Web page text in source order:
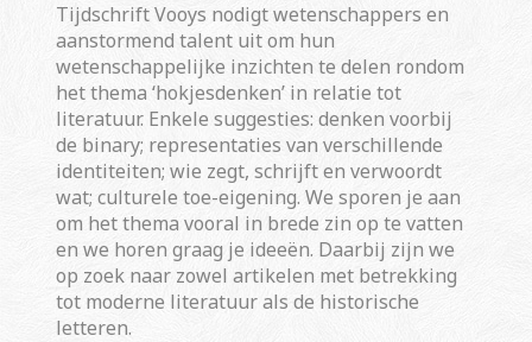
Tijdschrift Vooys nodigt wetenschappers en
aanstormend talent uit om hun
wetenschappelijke inzichten te delen rondom
het thema ‘hokjesdenken’ in relatie tot
literatuur. Enkele suggesties: denken voorbij
de binary; representaties van verschillende
identiteiten; wie zegt, schrijft en verwoordt
wat; culturele toe-eigening. We sporen je aan
om het thema vooral in brede zin op te vatten
en we horen graag je ideeën. Daarbij zijn we
op zoek naar zowel artikelen met betrekking
tot moderne literatuur als de historische
letteren.